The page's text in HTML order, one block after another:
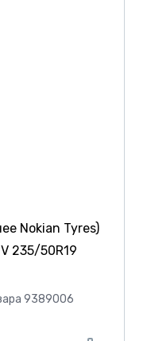
Nokian Tyres)
235/50R19
9389006